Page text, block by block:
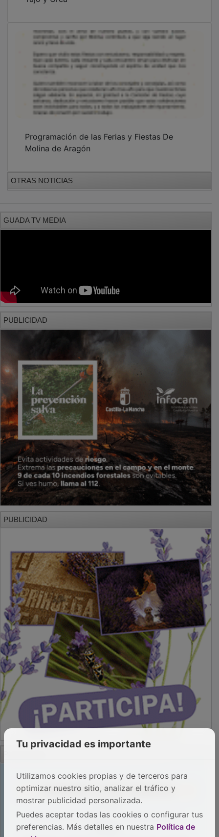
PUBLICIDAD
PUBLICIDAD
Tu privacidad es importante
Utilizamos cookies propias y de terceros para
optimizar nuestro sitio, analizar el tráfico y
mostrar publicidad personalizada.
Puedes aceptar todas las cookies o configurar tus
preferencias. Más detalles en nuestra Política de